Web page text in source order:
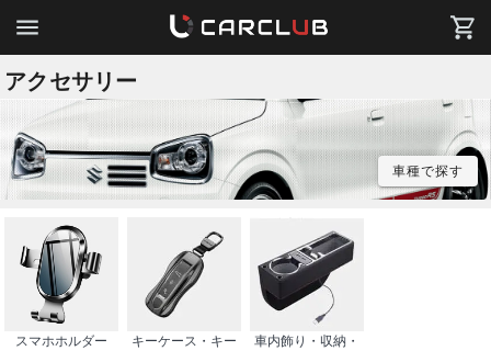
アクセサリー
車種で探す
スマホホルダー
キーケース・キー
車内飾り・収納・